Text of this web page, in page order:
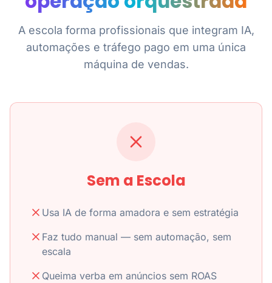
A escola forma profissionais que integram IA,
automações e tráfego pago em uma única
máquina de vendas.
Sem a Escola
Usa IA de forma amadora e sem estratégia
Faz tudo manual — sem automação, sem
escala
Queima verba em anúncios sem ROAS